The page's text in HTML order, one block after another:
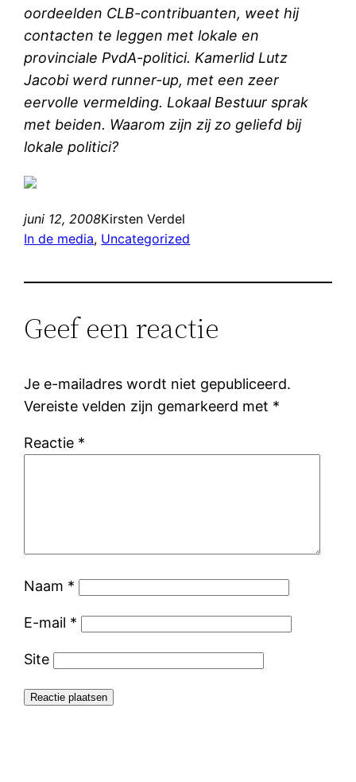
oordeelden CLB-contribuanten, weet hij
contacten te leggen met lokale en
provinciale PvdA-politici. Kamerlid Lutz
Jacobi werd runner-up, met een zeer
eervolle vermelding. Lokaal Bestuur sprak
met beiden. Waarom zijn zij zo geliefd bij
lokale politici?
juni 12, 2008Kirsten Verdel
In de media, Uncategorized
Geef een reactie
Je e-mailadres wordt niet gepubliceerd.
Vereiste velden zijn gemarkeerd met *
Reactie *
Naam *
E-mail *
Site